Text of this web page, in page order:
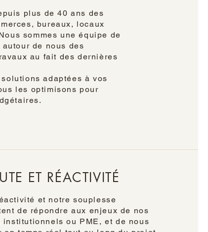
plus de 40 ans des
bureaux, locaux
sommes une équipe de
de nous des
au fait des dernières
adaptées à vos
les optimisons pour
et notre souplesse
de répondre aux enjeux de nos
institutionnels ou PME, et de nous
ET RÉACTIVITÉ